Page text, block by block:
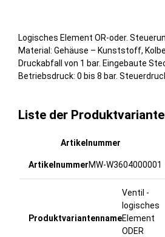
Logisches Element OR-oder.
Material: Gehäuse – Kunststoff,
Druckabfall von 1 bar. Eingebaute
Betriebsdruck: 0 bis 8 bar.
Liste der
Artikelnummer
MW-W3604000001
Ventil -
logisches
Element
ODER